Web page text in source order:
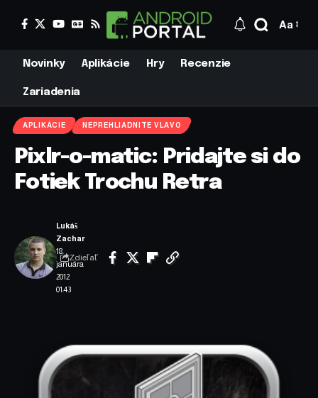
Aa
Novinky Aplikácie Hry Recenzie
Zariadenia
APLIKÁCIE NEPREHLIADNITE VLAVO
Pixlr-o-matic: Pridajte si do
Fotiek Trochu Retra
18.
januára
2012
01:43
Lukáš
Zachar
Zdieľať